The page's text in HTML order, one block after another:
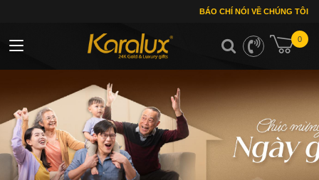
BÁO CHÍ NÓI VỀ CHÚNG TÔI
0
Toggle navigation